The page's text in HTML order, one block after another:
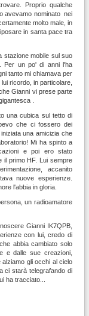
Proprio qualche
avevamo nominato nei
molto male, in
in santa pace tra
stazione mobile sul suo
Per un po' di anni l'ha
tanto mi chiamava per
ricordo, in particolare,
Gianni vi prese parte
.
una cubica sul tetto di
che ci fossero dei
una amicizia che
Mi ha spinto a
e poi ero stato
il primo HF. Lui sempre
accanito
nuove esperienze.
l'abbia in gloria.
un radioamatore
Gianni IK7QPB,
con lui, credo di
abbia cambiato solo
e dalle sue creazioni,
gli occhi al cielo
ci starà telegrafando di
ha tracciato...